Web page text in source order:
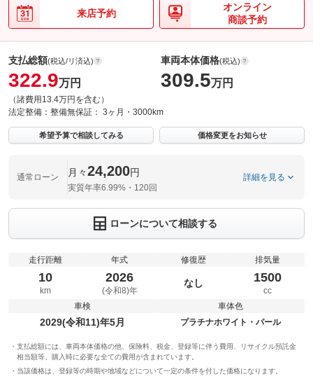
来店予約
オンライン
商談予約
支払総額(税込/リ済込)
322.9万円
（諸費用13.4万円を含む）
車両本体価格(税込)
309.5万円
法定整備： 整備無保証： 3ヶ月・3000km
希望予算で相談してみる 価格変更をお知らせ
通常ローン 月々24,200円
実質年率6.99%・120回
詳細を見る
ローンについて相談する
走行距離
10
km
年式
2026
(令和8)年
修復歴
なし
排気量
1500
cc
車検
2029(令和11)年5月
車体色
プラチナホワイト・パール
支払総額には、車両本体価格の他、保険料、税金、登録等に伴う費用、リサイクル預託金
相当額等、購入時に必要な全ての費用が含まれています。
当該価格は、登録等の時期や地域などについて一定の条件を付した価格になります。